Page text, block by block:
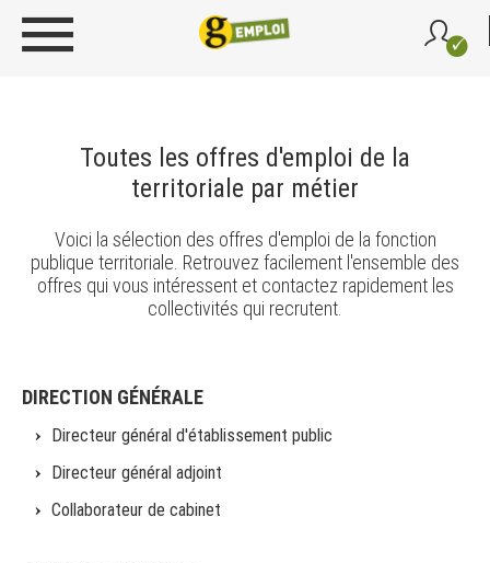
Toutes les offres d'emploi de la
territoriale par métier
Voici la sélection des offres d'emploi de la fonction
publique territoriale. Retrouvez facilement l'ensemble des
offres qui vous intéressent et contactez rapidement les
collectivités qui recrutent.
DIRECTION GÉNÉRALE
Directeur général d'établissement public
Directeur général adjoint
Collaborateur de cabinet